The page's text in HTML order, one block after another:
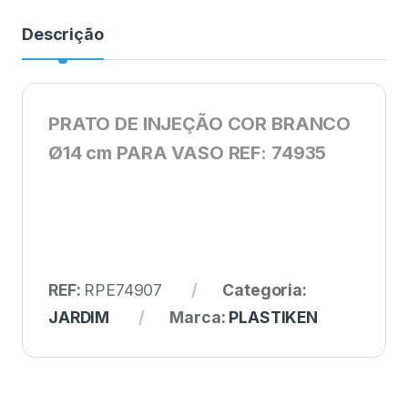
Descrição
PRATO DE INJEÇÃO COR BRANCO
Ø14 cm PARA VASO REF: 74935
REF: RPE74907
Categoria:
JARDIM
Marca: PLASTIKEN